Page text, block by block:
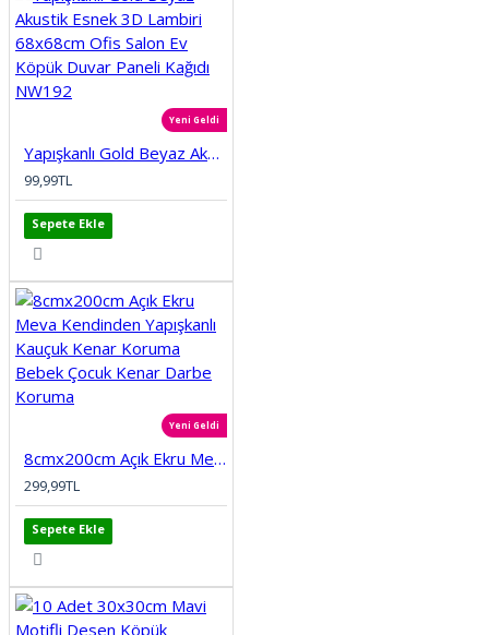
Yeni Geldi
Yapışkanlı Gold Beyaz Akustik Esnek 3D Lambiri 68x68cm Ofis Salon Ev Köpük Duvar Paneli Kağıdı NW192
99,99TL
Sepete Ekle
Yeni Geldi
8cmx200cm Açık Ekru Meva Kendinden Yapışkanlı Kauçuk Kenar Koruma Bebek Çocuk Kenar Darbe Koruma
299,99TL
Sepete Ekle